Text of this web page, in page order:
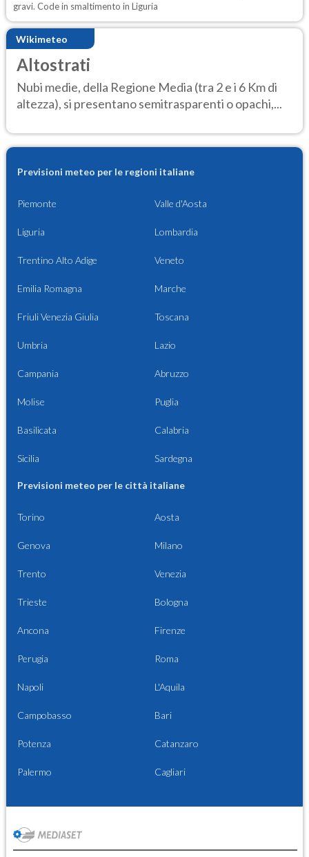
gravi. Code in smaltimento in Liguria
Wikimeteo
Altostrati
Nubi medie, della Regione Media (tra 2 e i 6 Km di
altezza), si presentano semitrasparenti o opachi,...
Previsioni meteo per le regioni italiane
Piemonte Valle d'Aosta
Liguria Lombardia
Trentino Alto Adige Veneto
Emilia Romagna Marche
Friuli Venezia Giulia Toscana
Umbria Lazio
Campania Abruzzo
Molise Puglia
Basilicata Calabria
Sicilia Sardegna
Previsioni meteo per le città italiane
Torino Aosta
Genova Milano
Trento Venezia
Trieste Bologna
Ancona Firenze
Perugia Roma
Napoli L'Aquila
Campobasso Bari
Potenza Catanzaro
Palermo Cagliari